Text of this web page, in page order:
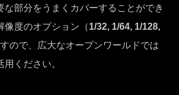
な部分をうまくカバーすることができ
像度のオプション（1/32, 1/64, 1/128,
ので、広大なオープンワールドでは
ください。